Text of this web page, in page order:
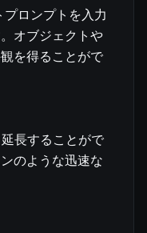
ロンプトを入力
オブジェクトや
を得ることがで
長することがで
のような迅速な